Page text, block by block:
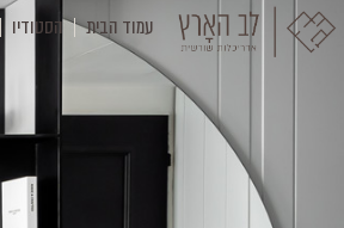
עמוד הבית הסטודיו